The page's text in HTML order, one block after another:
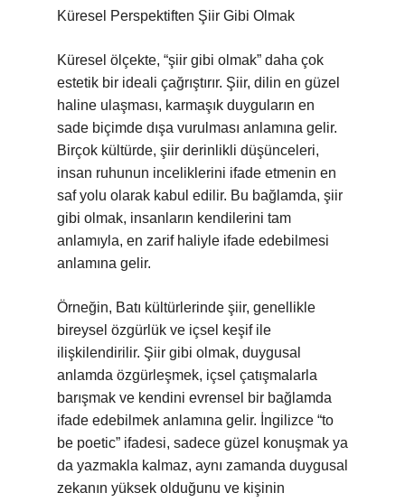
Küresel Perspektiften Şiir Gibi Olmak
Küresel ölçekte, “şiir gibi olmak” daha çok
estetik bir ideali çağrıştırır. Şiir, dilin en güzel
haline ulaşması, karmaşık duyguların en
sade biçimde dışa vurulması anlamına gelir.
Birçok kültürde, şiir derinlikli düşünceleri,
insan ruhunun inceliklerini ifade etmenin en
saf yolu olarak kabul edilir. Bu bağlamda, şiir
gibi olmak, insanların kendilerini tam
anlamıyla, en zarif haliyle ifade edebilmesi
anlamına gelir.
Örneğin, Batı kültürlerinde şiir, genellikle
bireysel özgürlük ve içsel keşif ile
ilişkilendirilir. Şiir gibi olmak, duygusal
anlamda özgürleşmek, içsel çatışmalarla
barışmak ve kendini evrensel bir bağlamda
ifade edebilmek anlamına gelir. İngilizce “to
be poetic” ifadesi, sadece güzel konuşmak ya
da yazmakla kalmaz, aynı zamanda duygusal
zekanın yüksek olduğunu ve kişinin